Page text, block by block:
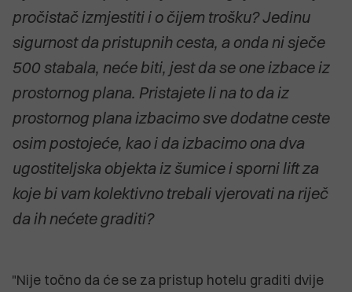
pročistač izmjestiti i o čijem trošku? Jedinu
sigurnost da pristupnih cesta, a onda ni sječe
500 stabala, neće biti, jest da se one izbace iz
prostornog plana. Pristajete li na to da iz
prostornog plana izbacimo sve dodatne ceste
osim postojeće, kao i da izbacimo ona dva
ugostiteljska objekta iz šumice i sporni lift za
koje bi vam kolektivno trebali vjerovati na riječ
da ih nećete graditi?
"Nije točno da će se za pristup hotelu graditi dvije